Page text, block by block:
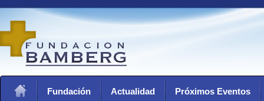
Fundación Actualidad Próximos Eventos